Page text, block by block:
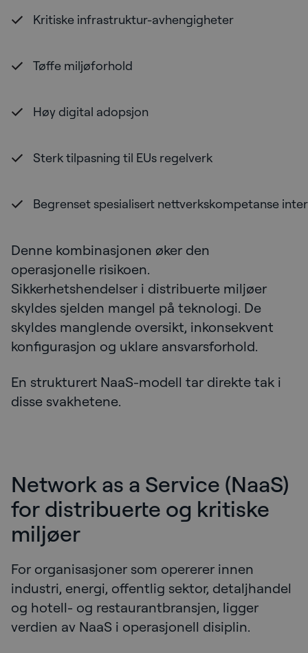
Kritiske infrastruktur-avhengigheter
Tøffe miljøforhold
Høy digital adopsjon
Sterk tilpasning til EUs regelverk
Begrenset spesialisert nettverkskompetanse
Denne kombinasjonen øker den
operasjonelle risikoen.
Sikkerhetshendelser i distribuerte miljøer
skyldes sjelden mangel på teknologi. De
skyldes manglende oversikt, inkonsekvent
konfigurasjon og uklare ansvarsforhold.
En strukturert NaaS-modell tar direkte tak i
disse svakhetene.
Network as a Service (NaaS)
for distribuerte og kritiske
miljøer
For organisasjoner som opererer innen
industri, energi, offentlig sektor, detaljhandel
og hotell- og restaurantbransjen, ligger
verdien av NaaS i operasjonell disiplin.